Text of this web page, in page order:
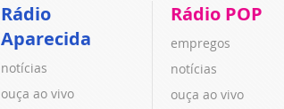
Rádio
Aparecida
notícias
ouça ao vivo
Rádio POP
empregos
notícias
ouça ao vivo